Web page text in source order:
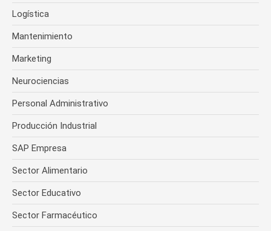
Logística
Mantenimiento
Marketing
Neurociencias
Personal Administrativo
Producción Industrial
SAP Empresa
Sector Alimentario
Sector Educativo
Sector Farmacéutico